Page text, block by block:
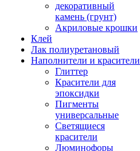
декоративный
камень (грунт)
Акриловые крошки
Клей
Лак полиуретановый
Наполнители и красители
Глиттер
Красители для
эпоксидки
Пигменты
универсальные
Светящиеся
красители
Люминофоры